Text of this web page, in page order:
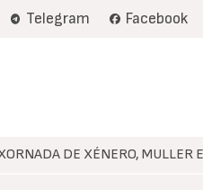
Telegram Facebook
DE XÉNERO, MULLER